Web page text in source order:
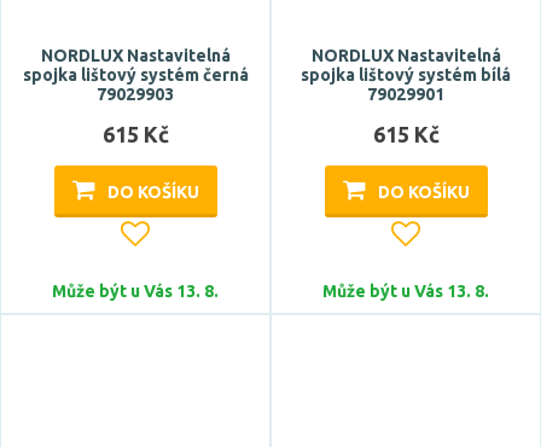
NORDLUX Nastavitelná
spojka lištový systém černá
79029903
615 Kč
DO KOŠÍKU
Může být u Vás 13. 8.
NORDLUX Nastavitelná
spojka lištový systém bílá
79029901
615 Kč
DO KOŠÍKU
Může být u Vás 13. 8.